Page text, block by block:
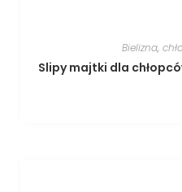
Bielizna,
Slipy majtki dla